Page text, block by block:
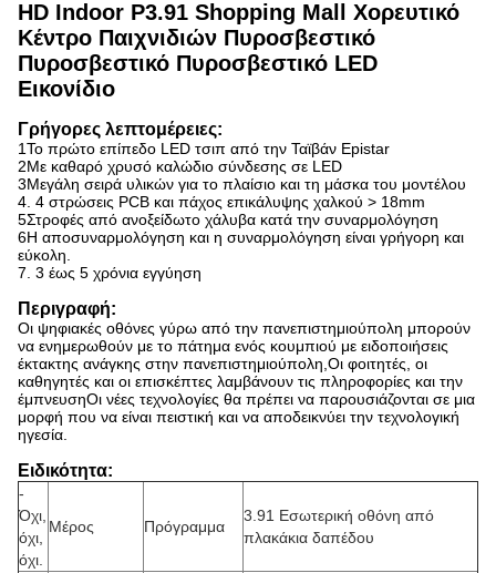
HD Indoor P3.91 Shopping Mall Χορευτικό
Κέντρο Παιχνιδιών Πυροσβεστικό
Πυροσβεστικό Πυροσβεστικό LED
Εικονίδιο
Γρήγορες λεπτομέρειες:
1Το πρώτο επίπεδο LED τσιπ από την Ταϊβάν Epistar
2Με καθαρό χρυσό καλώδιο σύνδεσης σε LED
3Μεγάλη σειρά υλικών για το πλαίσιο και τη μάσκα του μοντέλου
4. 4 στρώσεις PCB και πάχος επικάλυψης χαλκού > 18mm
5Στροφές από ανοξείδωτο χάλυβα κατά την συναρμολόγηση
6Η αποσυναρμολόγηση και η συναρμολόγηση είναι γρήγορη και
εύκολη.
7. 3 έως 5 χρόνια εγγύηση
Περιγραφή:
Οι ψηφιακές οθόνες γύρω από την πανεπιστημιούπολη μπορούν
να ενημερωθούν με το πάτημα ενός κουμπιού με ειδοποιήσεις
έκτακτης ανάγκης στην πανεπιστημιούπολη, Οι φοιτητές, οι
καθηγητές και οι επισκέπτες λαμβάνουν τις πληροφορίες και την
έμπνευσηΟι νέες τεχνολογίες θα πρέπει να παρουσιάζονται σε μια
μορφή που να είναι πειστική και να αποδεικνύει την τεχνολογική
ηγεσία.
Ειδικότητα:
-
Όχι,
όχι,
όχι.
Μέρος Πρόγραμμα
3.91 Εσωτερική οθόνη από
πλακάκια δαπέδου